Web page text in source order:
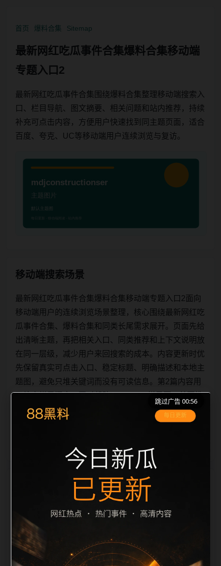
首页 爆料合集 Sitemap
最新网红吃瓜事件合集爆料合集移动端
专题入口2
最新网红吃瓜事件合集围绕爆料合集整理移动端搜索入
口、栏目导航、图文摘要、相关问题和站内推荐，持续
补充可点击内容，方便用户快速找到同主题页面，适合
百度、夸克、UC等移动端用户连续浏览与复访。
移动端搜索场景
最新网红吃瓜事件合集爆料合集移动端专题入口2面向
移动端用户的连续浏览场景整理，核心围绕最新网红吃
瓜事件合集、爆料合集和同类长尾需求展开。页面先给
出清晰主题，再把相关入口、同类推荐和上下文说明放
在同一层级，减少用户来回搜索的成本。内容更新时优
先保留真实可点击入口、稳定标题、明确描述和本地主
题图，避免只堆关键词而没有可读信息。第2篇内容用
于补齐栏目深度，同时帮助 sitemap、栏目页、首页推
荐形成更自然的内链关系。图片说明统一绑定站点主关
键词、栏目词和文章标题，让搜索引擎能够从标题、正
间识别一致主题。后续每日采集时，建议继续执行远程
图片本地化、坏图默认图兜底、标题去重和 description
长度过滤。如果同一主题下有多个相近页面，应通过不
同角度补充事件背景、访问场景、相关问题或专题入
跳过广告 00:56